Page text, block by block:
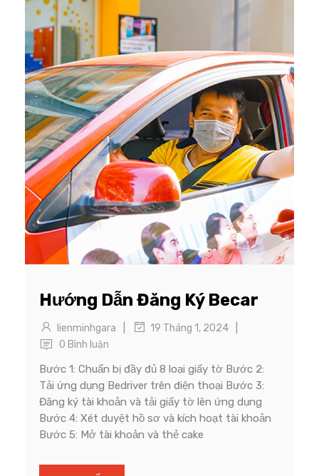
Hướng Dẫn Đăng Ký Becar
lienminhgara 19 Tháng 1, 2024
0 Bình luận
Bước 1: Chuẩn bị đầy đủ 8 loại giấy tờ Bước 2:
Tải ứng dụng Bedriver trên điện thoại Bước 3:
Đăng ký tài khoản và tải giấy tờ lên ứng dụng
Bước 4: Xét duyệt hồ sơ và kích hoạt tài khoản
Bước 5: Mở tài khoản và thẻ cake